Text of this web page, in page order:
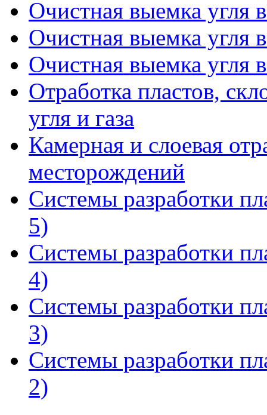
Очистная выемка угля
Очистная выемка угля
Очистная выемка угля
Отработка пластов,
угля и газа
Камерная и слоевая
месторождений
Системы разработки
5)
Системы разработки
4)
Системы разработки
3)
Системы разработки
2)